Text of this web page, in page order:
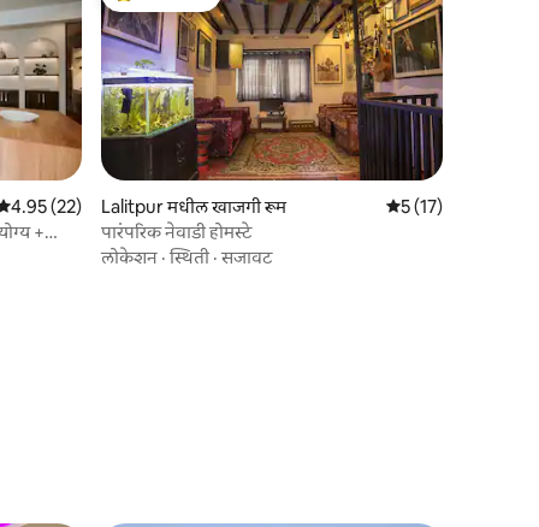
पैकी 4.95 सरासरी रेटिंग, 22 रिव्ह्यूज
4.95 (22)
+
टॉप गेस्ट फेव्हरेट
Lalitpur मधील खाजगी रूम 5 पैकी 5 सरासरी रेटिंग,
5 (17)
पारंपरिक नेवाडी होमस्टे
लोकेशन ·स्थिती ·सजावट